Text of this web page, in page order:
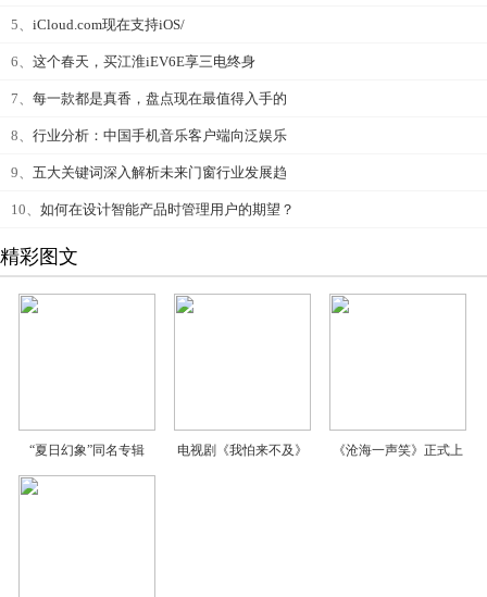
5、 iCloud.com现在支持iOS/
6、 这个春天，买江淮iEV6E享三电终身
7、 每一款都是真香，盘点现在最值得入手的
8、 行业分析：中国手机音乐客户端向泛娱乐
9、 五大关键词深入解析未来门窗行业发展趋
10、 如何在设计智能产品时管理用户的期望？
精彩图文
“夏日幻象”同名专辑 电视剧《我怕来不及》 《沧海一声笑》正式上